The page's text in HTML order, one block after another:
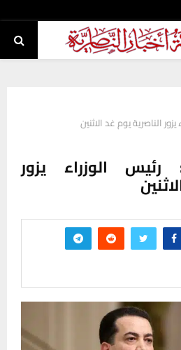
الناصرية يوم غد الاثنين
الوزراء يزور